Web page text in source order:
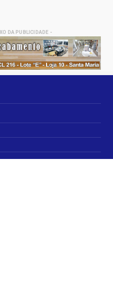
DA PUBLICIDADE -